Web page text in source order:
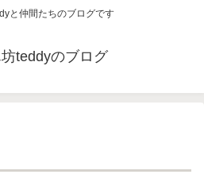
と仲間たちのブログです
teddyのブログ